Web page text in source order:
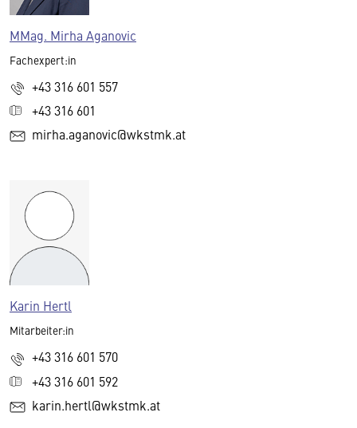
MMag. Mirha Aganovic
Fachexpert:in
+43 316 601 557
+43 316 601
mirha.aganovic@wkstmk.at
Karin Hertl
Mitarbeiter:in
+43 316 601 570
+43 316 601 592
karin.hertl@wkstmk.at